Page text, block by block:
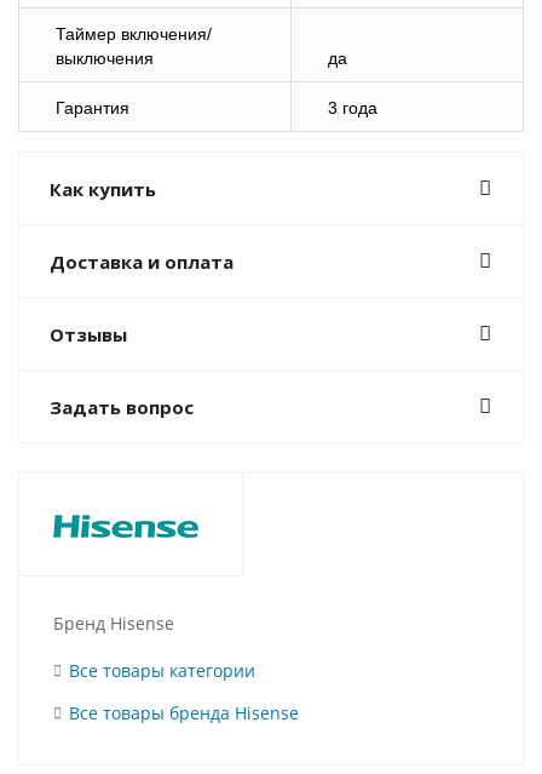
Таймер включения/
выключения
да
Гарантия 3 года
Как купить
Доставка и оплата
Отзывы
Задать вопрос
Бренд Hisense
Все товары категории
Все товары бренда Hisense